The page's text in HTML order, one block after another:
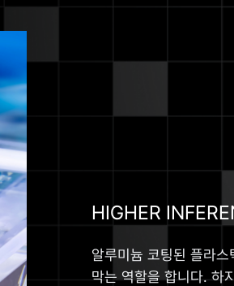
HIGHER
알루미늄 코팅된 플라
막는 역할을 합니다. 하